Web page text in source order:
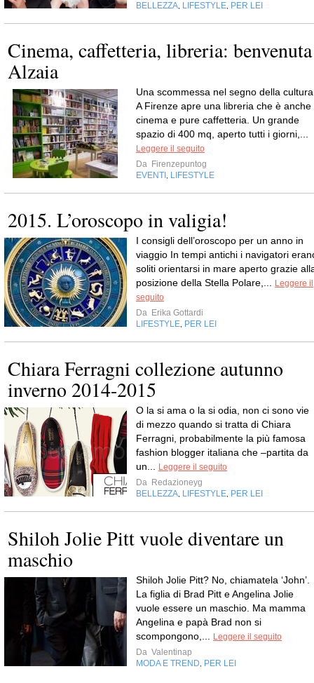
BELLEZZA LIFESTYLE PER LEI
Cinema, caffetteria, libreria: benvenuta
Alzaia
Una scommessa nel segno della
A Firenze apre una libreria che è anche
cinema e pure caffetteria. Un grande
spazio di 400 mq, aperto tutti i giorni,...
Leggere il seguito
Da Firenzepuntog
EVENTI
LIFESTYLE
2015. L’oroscopo in valigia!
I consigli dell’oroscopo per un anno in
viaggio In tempi antichi i navigatori
soliti orientarsi in mare aperto grazie
posizione della Stella Polare,...
Leggere il
seguito
Da Erika Gottardi
LIFESTYLE PER LEI
Chiara Ferragni collezione autunno
inverno 2014-2015
O la si ama o la si odia, non ci sono vie
di mezzo quando si tratta di Chiara
Ferragni, probabilmente la più famosa
fashion blogger italiana che –partita da
un...
Leggere il seguito
Da Redazioneyg
BELLEZZA LIFESTYLE PER LEI
Shiloh Jolie Pitt vuole diventare un
maschio
Shiloh Jolie Pitt? No, chiamatela ‘John’.
La figlia di Brad Pitt e Angelina Jolie
vuole essere un maschio. Ma mamma
Angelina e papà Brad non si
scompongono,...
Leggere il seguito
Da Valentinap
MODA E TREND
PER LEI